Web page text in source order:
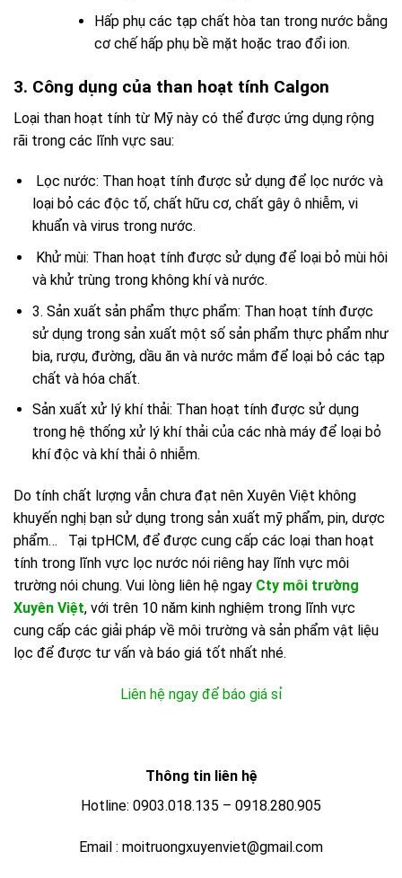
Hấp phụ các tạp chất hòa tan trong nước bằng
cơ chế hấp phụ bề mặt hoặc trao đổi ion.
3. Công dụng của than hoạt tính Calgon
Loại than hoạt tính từ Mỹ này có thể được ứng dụng rộng
rãi trong các lĩnh vực sau:
Lọc nước: Than hoạt tính được sử dụng để lọc nước và
loại bỏ các độc tố, chất hữu cơ, chất gây ô nhiễm, vi
khuẩn và virus trong nước.
Khử mùi: Than hoạt tính được sử dụng để loại bỏ mùi hôi
và khử trùng trong không khí và nước.
3. Sản xuất sản phẩm thực phẩm: Than hoạt tính được
sử dụng trong sản xuất một số sản phẩm thực phẩm như
bia, rượu, đường, dầu ăn và nước mắm để loại bỏ các tạp
chất và hóa chất.
Sản xuất xử lý khí thải: Than hoạt tính được sử dụng
trong hệ thống xử lý khí thải của các nhà máy để loại bỏ
khí độc và khí thải ô nhiễm.
Do tính chất lượng vẫn chưa đạt nên Xuyên Việt không
khuyến nghị bạn sử dụng trong sản xuất mỹ phẩm, pin, dược
phẩm…
Tại tpHCM, để được cung cấp các loại than hoạt
tính trong lĩnh vực lọc nước nói riêng hay lĩnh vực môi
trường nói chung. Vui lòng liên hệ ngay Cty môi trường
Xuyên Việt, với trên 10 năm kinh nghiệm trong lĩnh vực
cung cấp các giải pháp về môi trường và sản phẩm vật liệu
lọc để được tư vấn và báo giá tốt nhất nhé.
Liên hệ ngay để báo giá sỉ
Thông tin liên hệ
Hotline: 0903.018.135 – 0918.280.905
Email : moitruongxuyenviet@gmail.com